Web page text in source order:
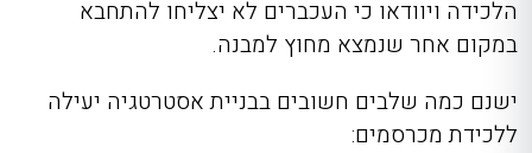
הלכידה ויוודאו כי העכברים לא יצליחו להתחבא
במקום אחר שנמצא מחוץ למבנה.
ישנם כמה שלבים חשובים בבניית אסטרטגיה יעילה
ללכידת מכרסמים: